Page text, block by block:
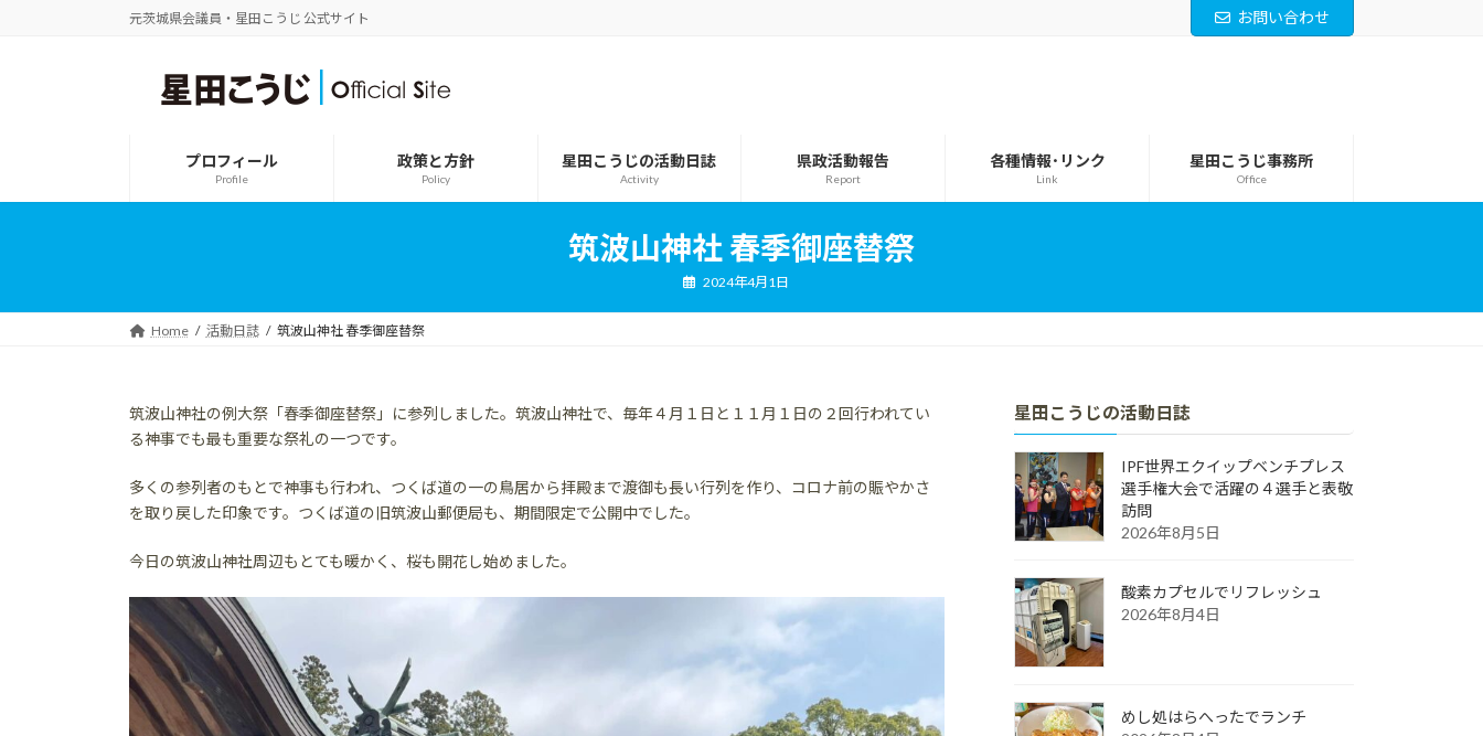
元茨城県会議員・星田こうじ 公式サイト お問い合わせ
プロフィール
Profile
政策と方針
Policy
星田こうじの活動日誌
Activity
県政活動報告
Report
各種情報･リンク
Link
星田こうじ事務所
Office
筑波山神社 春季御座替祭
2024年4月1日
Home 活動日誌 筑波山神社 春季御座替祭
筑波山神社の例大祭「春季御座替祭」に参列しました。筑波山神社で、毎年４月１日と１１月１日の２回行われてい
る神事でも最も重要な祭礼の一つです。
多くの参列者のもとで神事も行われ、つくば道の一の鳥居から拝殿まで渡御も長い行列を作り、コロナ前の賑やかさ
を取り戻した印象です。つくば道の旧筑波山郵便局も、期間限定で公開中でした。
今日の筑波山神社周辺もとても暖かく、桜も開花し始めました。
星田こうじの活動日誌
IPF世界エクイップベンチプレス
選手権大会で活躍の４選手と表敬
訪問
2026年8月5日
酸素カプセルでリフレッシュ
2026年8月4日
めし処はらへったでランチ